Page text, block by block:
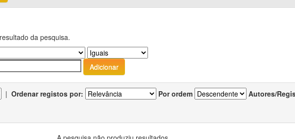
da pesquisa.
| Ordenar registos por: Por ordem Autores/